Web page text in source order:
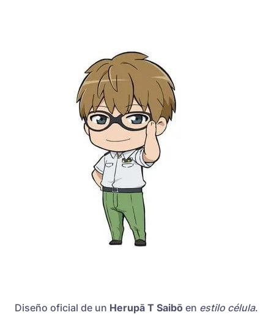
Diseño oficial de un Herupā T Saibō en estilo célula.